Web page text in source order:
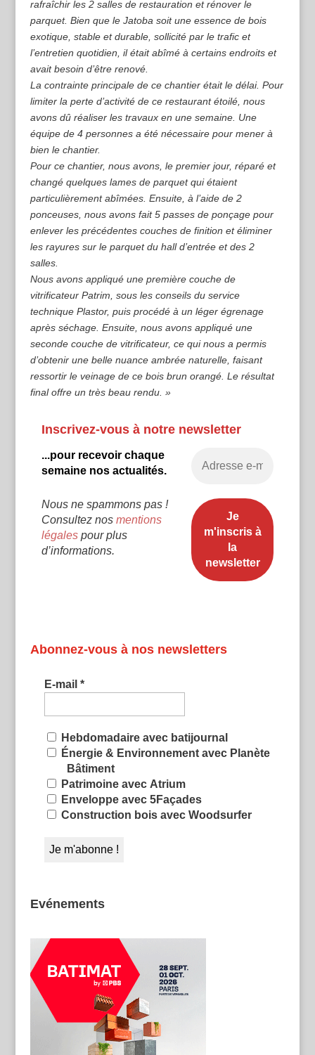
rafraîchir les 2 salles de restauration et rénover le
parquet. Bien que le Jatoba soit une essence de bois
exotique, stable et durable, sollicité par le trafic et
l’entretien quotidien, il était abîmé à certains endroits et
avait besoin d’être renové.
La contrainte principale de ce chantier était le délai. Pour
limiter la perte d’activité de ce restaurant étoilé, nous
avons dû réaliser les travaux en une semaine. Une
équipe de 4 personnes a été nécessaire pour mener à
bien le chantier.
Pour ce chantier, nous avons, le premier jour, réparé et
changé quelques lames de parquet qui étaient
particulièrement abîmées. Ensuite, à l’aide de 2
ponceuses, nous avons fait 5 passes de ponçage pour
enlever les précédentes couches de finition et éliminer
les rayures sur le parquet du hall d’entrée et des 2
salles.
Nous avons appliqué une première couche de
vitrificateur Patrim, sous les conseils du service
technique Plastor, puis procédé à un léger égrenage
après séchage. Ensuite, nous avons appliqué une
seconde couche de vitrificateur, ce qui nous a permis
d’obtenir une belle nuance ambrée naturelle, faisant
ressortir le veinage de ce bois brun orangé. Le résultat
final offre un très beau rendu. »
Inscrivez-vous à notre newsletter
...pour recevoir chaque
semaine nos actualités.
Nous ne spammons pas !
Consultez nos mentions
légalespour plus
d’informations.
Abonnez-vous à nos newsletters
E-mail *
Hebdomadaire avec batijournal
Énergie & Environnement avec Planète
Bâtiment
Patrimoine avec Atrium
Enveloppe avec 5Façades
Construction bois avec Woodsurfer
Evénements